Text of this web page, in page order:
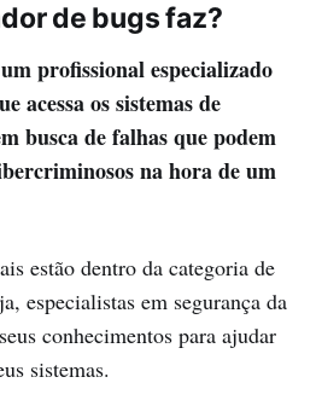
de bugs faz?
profissional especializado
acessa os sistemas de
busca de falhas que podem
na hora de um
estão dentro da categoria de
especialistas em segurança da
conhecimentos para ajudar
sistemas.